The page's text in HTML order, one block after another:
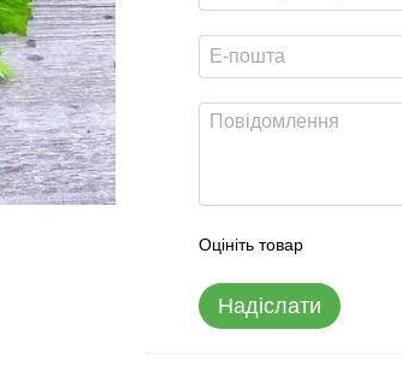
Оцініть товар
Надіслати